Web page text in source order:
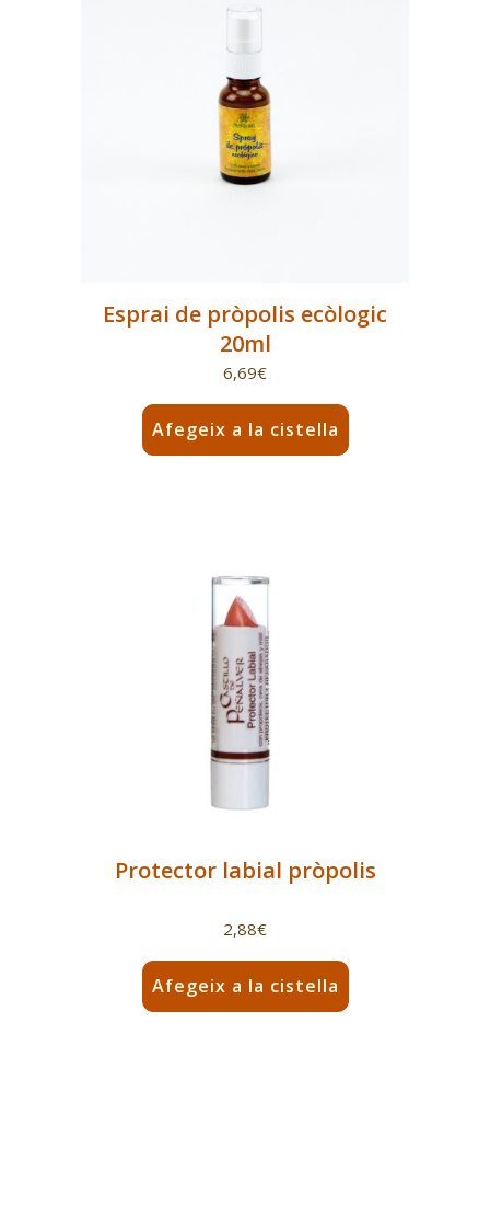
Esprai de pròpolis ecòlogic
20ml
6,69€
Afegeix a la cistella
Protector labial pròpolis
2,88€
Afegeix a la cistella